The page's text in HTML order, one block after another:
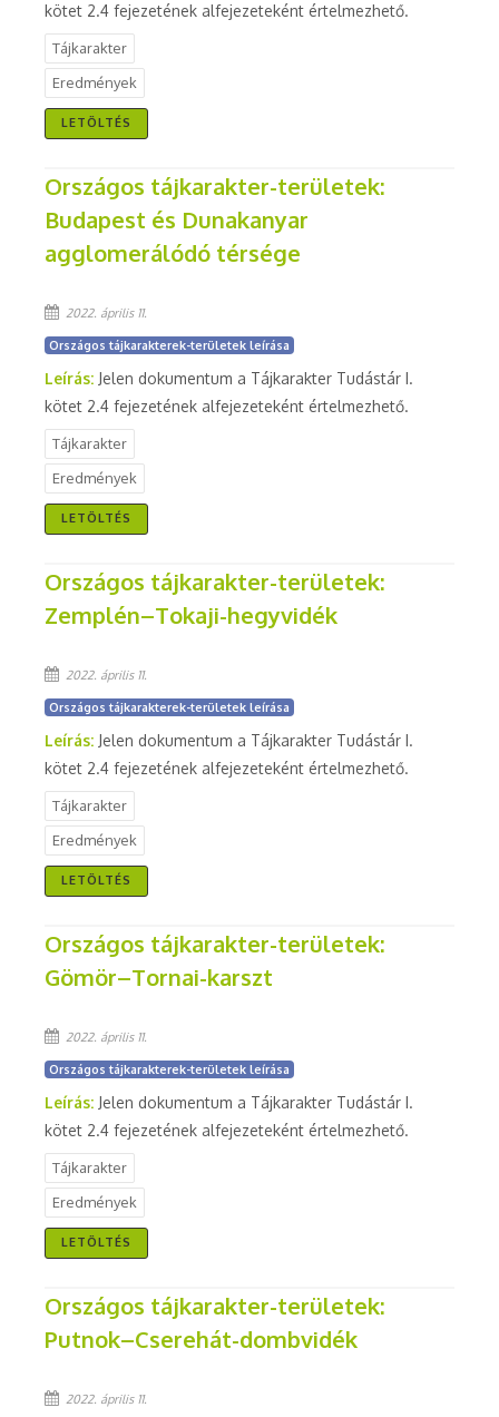
kötet 2.4 fejezetének alfejezeteként értelmezhető.
Tájkarakter
Eredmények
LETÖLTÉS
Országos tájkarakter-területek:
Budapest és Dunakanyar
agglomerálódó térsége
2022. április 11.
Országos tájkarakterek-területek leírása
Leírás: Jelen dokumentum a Tájkarakter Tudástár I.
kötet 2.4 fejezetének alfejezeteként értelmezhető.
Tájkarakter
Eredmények
LETÖLTÉS
Országos tájkarakter-területek:
Zemplén–Tokaji-hegyvidék
2022. április 11.
Országos tájkarakterek-területek leírása
Leírás: Jelen dokumentum a Tájkarakter Tudástár I.
kötet 2.4 fejezetének alfejezeteként értelmezhető.
Tájkarakter
Eredmények
LETÖLTÉS
Országos tájkarakter-területek:
Gömör–Tornai-karszt
2022. április 11.
Országos tájkarakterek-területek leírása
Leírás: Jelen dokumentum a Tájkarakter Tudástár I.
kötet 2.4 fejezetének alfejezeteként értelmezhető.
Tájkarakter
Eredmények
LETÖLTÉS
Országos tájkarakter-területek:
Putnok–Cserehát-dombvidék
2022. április 11.